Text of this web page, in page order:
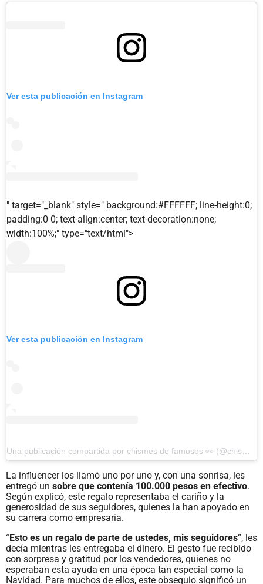
Ver esta publicación en Instagram
" target="_blank" style=" background:#FFFFFF; line-height:0;
padding:0 0; text-align:center; text-decoration:none;
width:100%;" type="text/html">
Ver esta publicación en Instagram
La influencer los llamó uno por uno y, con una sonrisa, les
entregó un sobre que contenía 100.000 pesos en efectivo.
Según explicó, este regalo representaba el cariño y la
generosidad de sus seguidores, quienes la han apoyado en
su carrera como empresaria.
“Esto es un regalo de parte de ustedes, mis seguidores”, les
decía mientras les entregaba el dinero. El gesto fue recibido
con sorpresa y gratitud por los vendedores, quienes no
esperaban esta ayuda en una época tan especial como la
Navidad. Para muchos de ellos, este obsequio significó un